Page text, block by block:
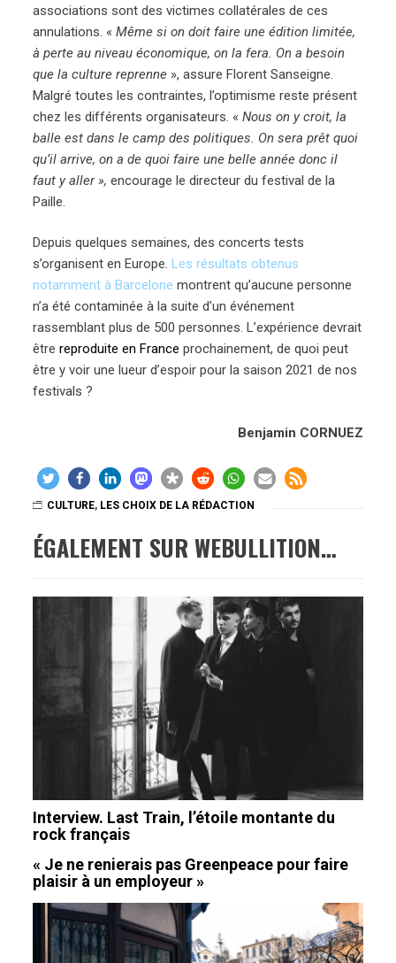
associations sont des victimes collatérales de ces
annulations. «Même si on doit faire une édition limitée,
à perte au niveau économique, on la fera. On a besoin
que la culture reprenne », assure Florent Sanseigne.
Malgré toutes les contraintes, l’optimisme reste présent
chez les différents organisateurs. «Nous on y croit, la
balle est dans le camp des politiques. On sera prêt quoi
qu’il arrive, on a de quoi faire une belle année donc il
faut y aller »,encourage le directeur du festival de la
Paille.
Depuis quelques semaines, des concerts tests
s’organisent en Europe. Les résultats obtenus
notamment à Barcelone montrent qu’aucune personne
n’a été contaminée à la suite d’un événement
rassemblant plus de 500 personnes. L’expérience devrait
être reproduite en France prochainement, de quoi peut
être y voir une lueur d’espoir pour la saison 2021 de nos
festivals ?
Benjamin CORNUEZ
CULTURE, LES CHOIX DE LA RÉDACTION
ÉGALEMENT SUR WEBULLITION…
Interview. Last Train, l’étoile montante du
rock français
« Je ne renierais pas Greenpeace pour faire
plaisir à un employeur »